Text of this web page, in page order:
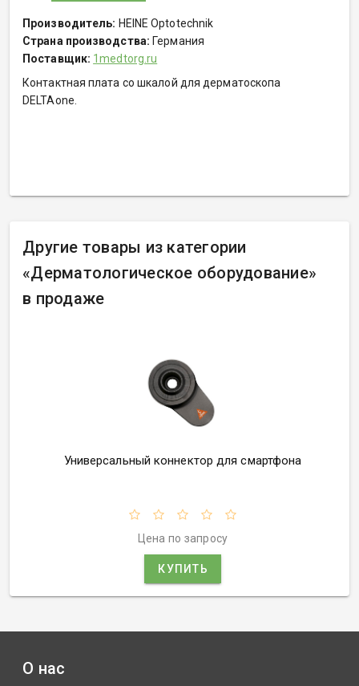
Производитель: HEINE Optotechnik
Страна производства: Германия
Поставщик: 1medtorg.ru
Контактная плата со шкалой для дерматоскопа
DELTAone.
Другие товары из категории
«Дерматологическое оборудование»
в продаже
Универсальный коннектор для смартфона
Цена по запросу
КУПИТЬ
О нас